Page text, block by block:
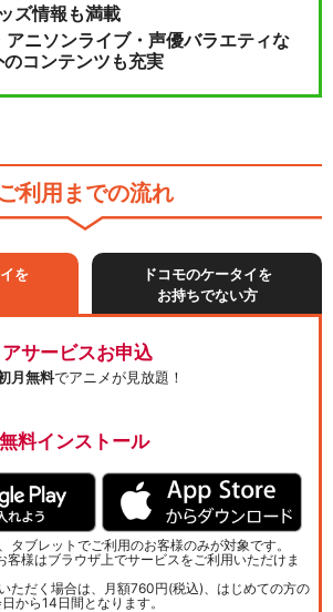
ズ情報も満載
ニソンライブ・声優バラエティな
コンテンツも充実
ご利用までの流れ
を
ドコモのケータイを
お持ちでない方
サービスお申込
月無料でアニメが見放題！
料インストール
タブレットでご利用のお客様のみが対象です。
客様はブラウザ上でサービスをご利用いただけま
ただく場合は、月額760円(税込)、はじめての方の
から14日間となります。